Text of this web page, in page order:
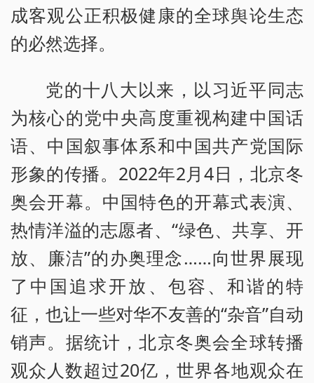
成客观公正积极健康的全球舆论生态
的必然选择。
党的十八大以来，以习近平同志
为核心的党中央高度重视构建中国话
语、中国叙事体系和中国共产党国际
形象的传播。2022年2月4日，北京冬
奥会开幕。中国特色的开幕式表演、
热情洋溢的志愿者、“绿色、共享、开
放、廉洁”的办奥理念……向世界展现
了中国追求开放、包容、和谐的特
征，也让一些对华不友善的“杂音”自动
销声。据统计，北京冬奥会全球转播
观众人数超过20亿，世界各地观众在